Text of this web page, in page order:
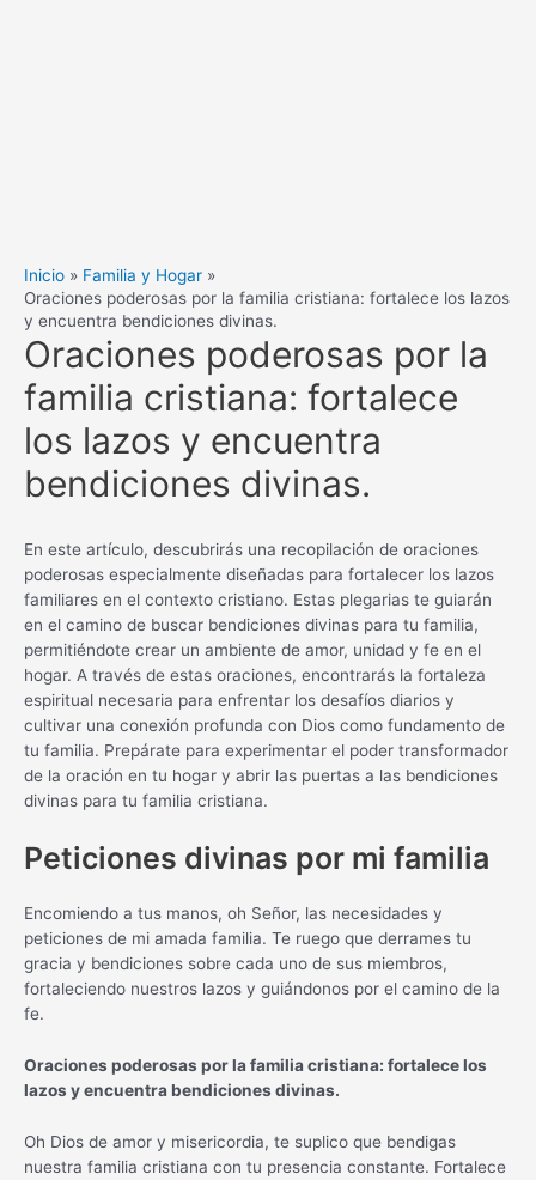
Inicio
Familia y Hogar
Oraciones poderosas por la familia cristiana: fortalece los lazos
y encuentra bendiciones divinas.
Oraciones poderosas por la
familia cristiana: fortalece
los lazos y encuentra
bendiciones divinas.
En este artículo, descubrirás una recopilación de oraciones
poderosas especialmente diseñadas para fortalecer los lazos
familiares en el contexto cristiano. Estas plegarias te guiarán
en el camino de buscar bendiciones divinas para tu familia,
permitiéndote crear un ambiente de amor, unidad y fe en el
hogar. A través de estas oraciones, encontrarás la fortaleza
espiritual necesaria para enfrentar los desafíos diarios y
cultivar una conexión profunda con Dios como fundamento de
tu familia. Prepárate para experimentar el poder transformador
de la oración en tu hogar y abrir las puertas a las bendiciones
divinas para tu familia cristiana.
Peticiones divinas por mi familia
Encomiendo a tus manos, oh Señor, las necesidades y
peticiones de mi amada familia. Te ruego que derrames tu
gracia y bendiciones sobre cada uno de sus miembros,
fortaleciendo nuestros lazos y guiándonos por el camino de la
fe.
Oraciones poderosas por la familia cristiana: fortalece los
lazos y encuentra bendiciones divinas.
Oh Dios de amor y misericordia, te suplico que bendigas
nuestra familia cristiana con tu presencia constante. Fortalece